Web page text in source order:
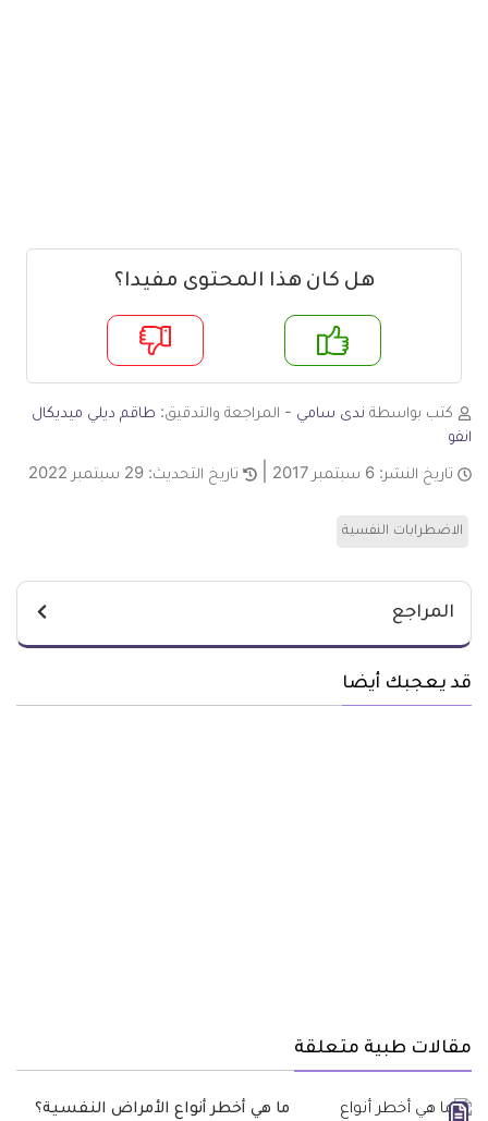
هل كان هذا المحتوى مفيدا؟
لا
كتب بواسطة ندى سامي - المراجعة والتدقيق: طاقم ديلي ميديكال
انفو
تاريخ النشر: 6 سبتمبر 2017 تاريخ التحديث: 29 سبتمبر 2022
الاضطرابات النفسية
المراجع
قد يعجبك أيضا
مقالات طبية متعلقة
ما هي أخطر أنواع الأمراض النفسية؟